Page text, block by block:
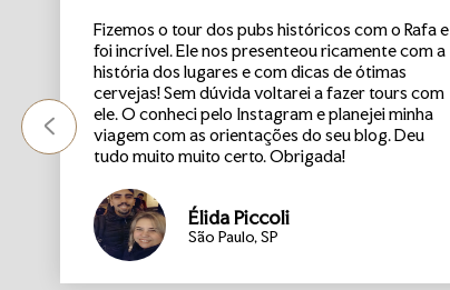
Fizemos o tour dos pubs históricos com o Rafa e
foi incrível. Ele nos presenteou ricamente com a
história dos lugares e com dicas de ótimas
cervejas! Sem dúvida voltarei a fazer tours com
ele. O conheci pelo Instagram e planejei minha
viagem com as orientações do seu blog. Deu
tudo muito muito certo. Obrigada!
Élida Piccoli
São Paulo, SP